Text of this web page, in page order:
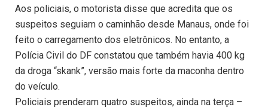
Aos policiais, o motorista disse que acredita que os
suspeitos seguiam o caminhão desde Manaus, onde foi
feito o carregamento dos eletrônicos. No entanto, a
Polícia Civil do DF constatou que também havia 400 kg
da droga “skank”, versão mais forte da maconha dentro
do veículo.
Policiais prenderam quatro suspeitos, ainda na terça –